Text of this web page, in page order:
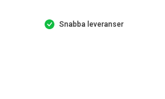
Snabba leveranser